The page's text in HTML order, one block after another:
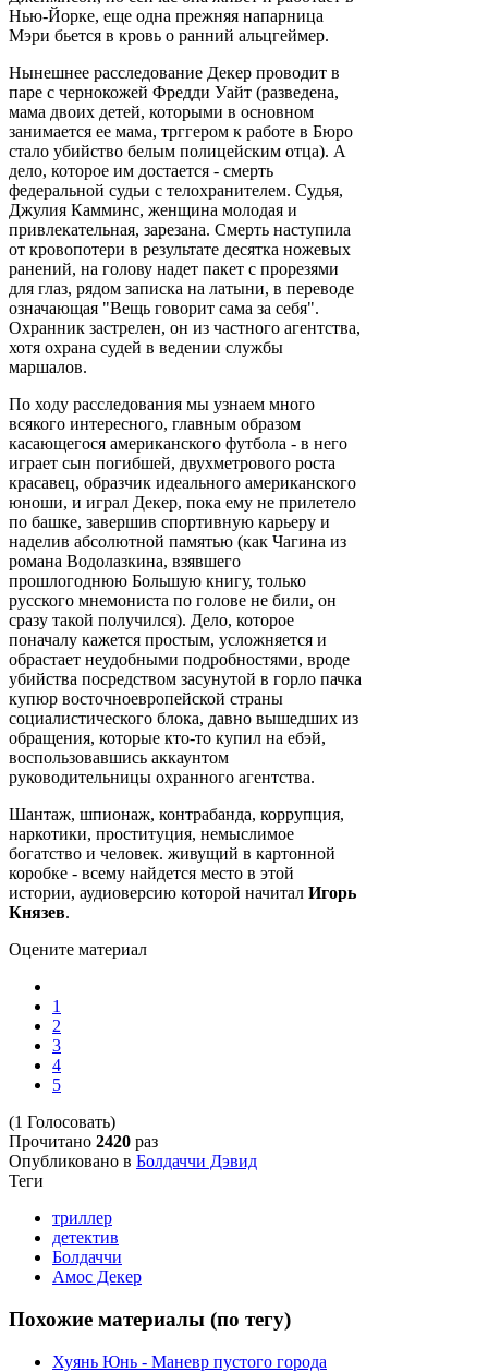
Нью-Йорке, еще одна прежняя напарница
Мэри бьется в кровь о ранний альцгеймер.
Нынешнее расследование Декер проводит в
паре с чернокожей Фредди Уайт (разведена,
мама двоих детей, которыми в основном
занимается ее мама, трггером к работе в Бюро
стало убийство белым полицейским отца). А
дело, которое им достается - смерть
федеральной судьи с телохранителем. Судья,
Джулия Камминс, женщина молодая и
привлекательная, зарезана. Смерть наступила
от кровопотери в результате десятка ножевых
ранений, на голову надет пакет с прорезями
для глаз, рядом записка на латыни, в переводе
означающая "Вещь говорит сама за себя".
Охранник застрелен, он из частного агентства,
хотя охрана судей в ведении службы
маршалов.
По ходу расследования мы узнаем много
всякого интересного, главным образом
касающегося американского футбола - в него
играет сын погибшей, двухметрового роста
красавец, образчик идеального американского
юноши, и играл Декер, пока ему не прилетело
по башке, завершив спортивную карьеру и
наделив абсолютной памятью (как Чагина из
романа Водолазкина, взявшего
прошлогоднюю Большую книгу, только
русского мнемониста по голове не били, он
сразу такой получился). Дело, которое
поначалу кажется простым, усложняется и
обрастает неудобными подробностями, вроде
убийства посредством засунутой в горло пачка
купюр восточноевропейской страны
социалистического блока, давно вышедших из
обращения, которые кто-то купил на ебэй,
воспользовавшись аккаунтом
руководительницы охранного агентства.
Шантаж, шпионаж, контрабанда, коррупция,
наркотики, проституция, немыслимое
богатство и человек. живущий в картонной
коробке - всему найдется место в этой
истории, аудиоверсию которой начитал Игорь
Князев.
Оцените материал
1
2
3
4
5
(1 Голосовать)
Прочитано 2420 раз
Опубликовано в Болдаччи Дэвид
Теги
триллер
детектив
Болдаччи
Амос Декер
Похожие материалы (по тегу)
Хуянь Юнь - Маневр пустого города